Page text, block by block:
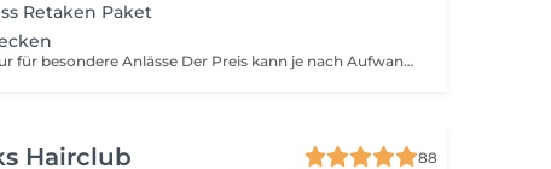
Retaken Paket
Steckfrisur für besondere Anlässe Der Preis kann je nach Aufwand variieren.
Hairclub
88